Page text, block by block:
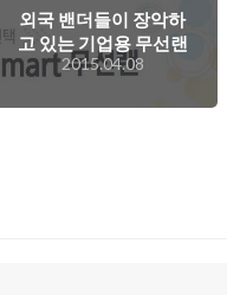
외국 밴더들이 장악하
고 있는 기업용 무선랜
시장에서 선전하고 있
이야기
2015.04.08